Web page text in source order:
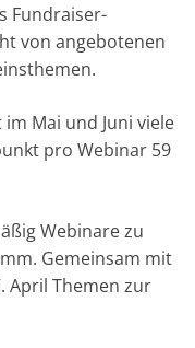
Fundraiser-
von angebotenen
Mai und Juni viele
pro Webinar 59
Webinare zu
Gemeinsam mit
April Themen zur